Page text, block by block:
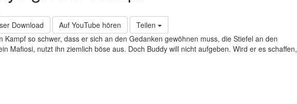
Download
Auf YouTube hören
Teilen
so schwer, dass er sich an den Gedanken gewöhnen muss, die Stiefel an den
Mafiosi, nutzt ihn ziemlich böse aus. Doch Buddy will nicht aufgeben. Wird er es schaffen,